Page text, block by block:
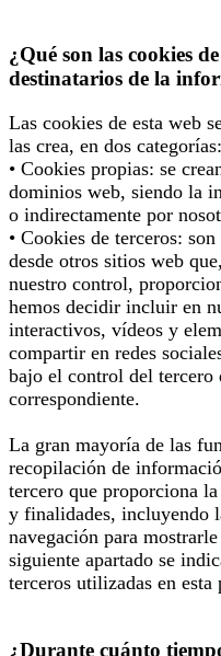
¿Qué son las cookies
destinatarios de la
Las cookies de esta web
las crea, en dos categorías:
• Cookies propias: se
dominios web, siendo la
o indirectamente por
• Cookies de terceros:
desde otros sitios web
nuestro control,
hemos decidir incluir en
interactivos, vídeos y
compartir en redes
bajo el control del
correspondiente.
La gran mayoría de las
recopilación de
tercero que proporciona
y finalidades, incluyendo
navegación para
siguiente apartado se
terceros utilizadas en esta
¿Durante cuánto